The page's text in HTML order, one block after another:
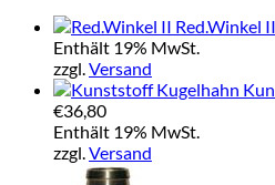
Red.Winkel II
Enthält 19% MwSt.
zzgl.Versand
€36,80Preisspanne:
€13,00
bis
€36,80
Enthält 19% MwSt.
zzgl.Versand